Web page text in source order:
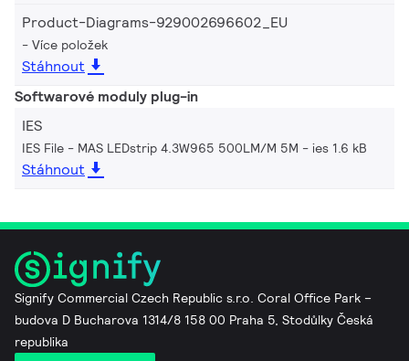
Product-Diagrams-929002696602_EU
Více položek
Stáhnout
Softwarové moduly plug-in
IES
IES File - MAS LEDstrip 4.3W965 500LM/M 5M ies 1.6 kB
Stáhnout
Signify Commercial Czech Republic s.r.o. Coral Office Park –
budova D Bucharova 1314/8 158 00 Praha 5, Stodůlky Česká
republika